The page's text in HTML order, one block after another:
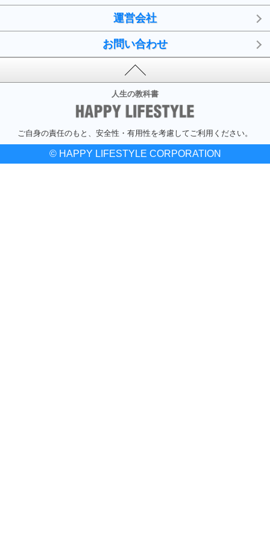
運営会社
お問い合わせ
人生の教科書
ご自身の責任のもと、安全性・有用性を考慮してご利用ください。
© HAPPY LIFESTYLE CORPORATION